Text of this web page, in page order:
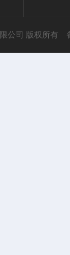
公司 版权所有